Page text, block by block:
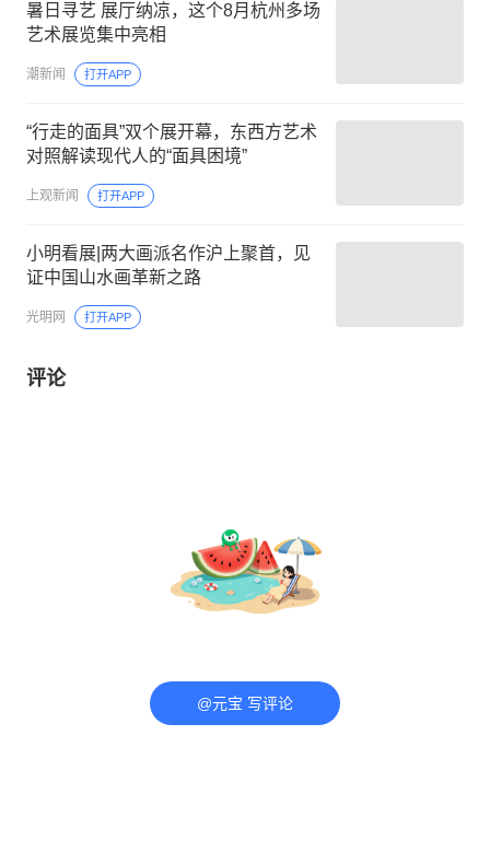
暑日寻艺 展厅纳凉，这个8月杭州多场
艺术展览集中亮相
潮新闻 打开APP
“行走的面具”双个展开幕，东西方艺术
对照解读现代人的“面具困境”
上观新闻 打开APP
小明看展|两大画派名作沪上聚首，见
证中国山水画革新之路
光明网 打开APP
评论
@元宝 写评论